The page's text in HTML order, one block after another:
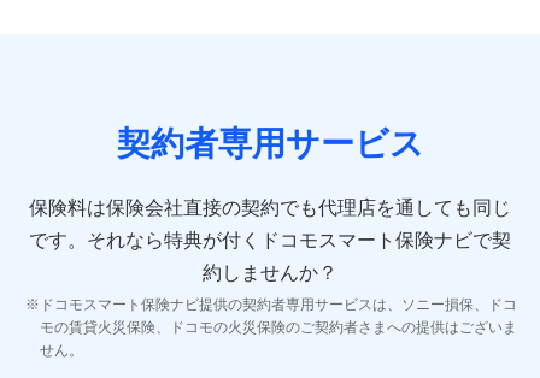
10.受託業務の 個人情報
11.マイカー通勤管理クラウド並びに法人向けASPサー
ビスに関してのお問い合わせ情報
各種お問い合わせに対応するため
当社のサービスに関する情報提供や、皆様に有用なお知らせ
をお送りするため
契約者専用サービス
保険料は保険会社直接の契約でも代理店を通しても同じ
です。 それなら特典が付くドコモスマート保険ナビで契
約しませんか？
ドコモスマート保険ナビ提供の契約者専用サービスは、ソニー損保、ドコ
モの賃貸火災保険、ドコモの火災保険のご契約者さまへの提供はございま
せん。